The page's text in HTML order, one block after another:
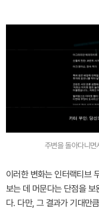
주변을 돌아다니
이러한 변화는 인터랙티브
보는 데 머문다는 단점을
다. 다만, 그 결과가 기대만